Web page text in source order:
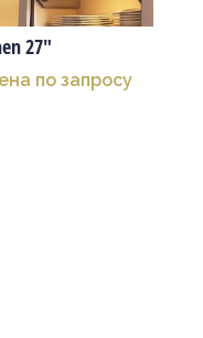
27″
по запросу